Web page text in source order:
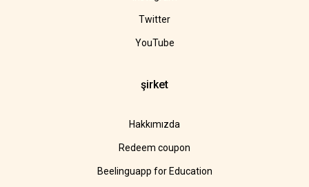
Twitter
YouTube
şirket
Hakkımızda
Redeem coupon
Beelinguapp for Education